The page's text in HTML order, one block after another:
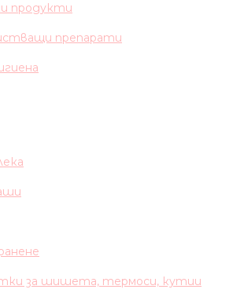
продукти
препарати
за шишета, термоси, кутии